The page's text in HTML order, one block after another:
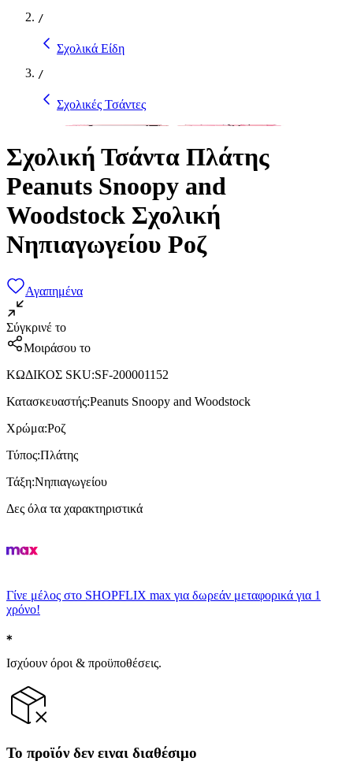
/
Σχολικά Είδη
/
Σχολικές Τσάντες
Σχολική Τσάντα Πλάτης
Peanuts Snoopy and
Woodstock Σχολική
Νηπιαγωγείου Ροζ
Αγαπημένα
Σύγκρινέ το
Μοιράσου το
ΚΩΔΙΚΟΣ SKU:SF-200001152
Κατασκευαστής:Peanuts Snoopy and Woodstock
Χρώμα:Ροζ
Τύπος:Πλάτης
Τάξη:Νηπιαγωγείου
Δες όλα τα χαρακτηριστικά
Γίνε μέλος στο SHOPFLIX max για δωρεάν μεταφορικά για 1
χρόνο!
Ισχύουν όροι & προϋποθέσεις.
Το προϊόν δεν ειναι διαθέσιμο